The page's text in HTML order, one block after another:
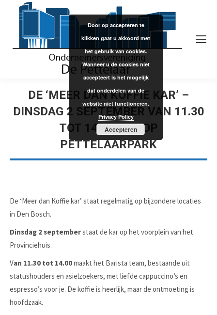
DE ‘MEER DAN KOFFIE KAR’ –
DINSDAG 2 SEPTEMBER VAN 11.30
TOT 14.00 UUR OP
PETTELAARPARK
De ‘Meer dan Koffie kar’ staat regelmatig op bijzondere locaties
in Den Bosch.
Dinsdag 2 septemberstaat de kar op het voorplein van het
Provinciehuis.
Van 11.30 tot 14.00maakt het Barista team, bestaande uit
statushouders en asielzoekers, met liefde cappuccino’s en
espresso’s voor je. De koffie is heerlijk, maar de ontmoeting is
hoofdzaak.
Door op accepteren te
klikken gaat u akkoord met
het gebruik van cookies.
Wanneer u de cookies niet
accepteert is het mogelijk
dat onderdelen van de
website niet functioneren.
Privacy Policy
Accepteren